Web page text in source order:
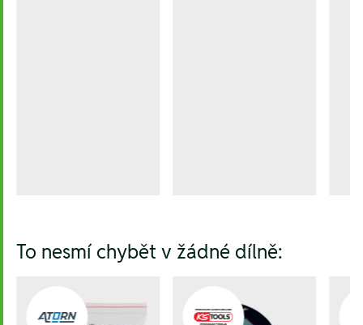
To nesmí chybět v žádné dílně: